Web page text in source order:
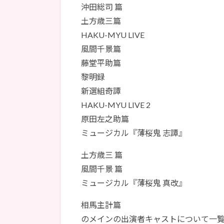
沖田総司 篇
土方歳三篇
HAKU-MYU LIVE
風間千景篇
藤堂平助篇
黎明録
新選組奇譚
HAKU-MYU LIVE 2
原田左之助篇
ミュージカル『薄桜鬼 志譚』
土方歳三 篇
風間千景 篇
ミュージカル『薄桜鬼 真改』
相馬主計篇
のメインの出演者キャストについて一